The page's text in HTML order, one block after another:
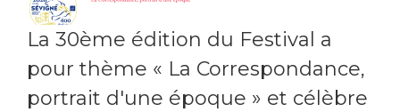
La 30ème édition du Festival a
pour thème « La Correspondance,
portrait d'une époque » et célèbre